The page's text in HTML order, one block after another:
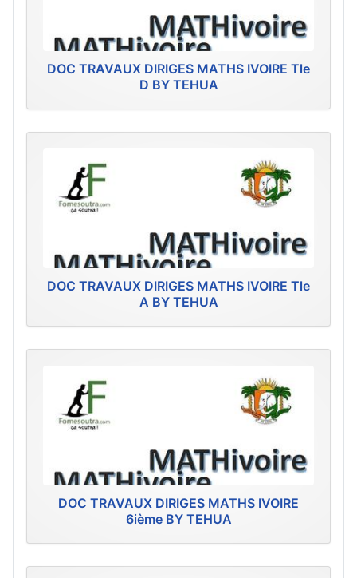
DOC TRAVAUX DIRIGES MATHS IVOIRE Tle
D BY TEHUA
DOC TRAVAUX DIRIGES MATHS IVOIRE Tle
A BY TEHUA
DOC TRAVAUX DIRIGES MATHS IVOIRE
6ième BY TEHUA